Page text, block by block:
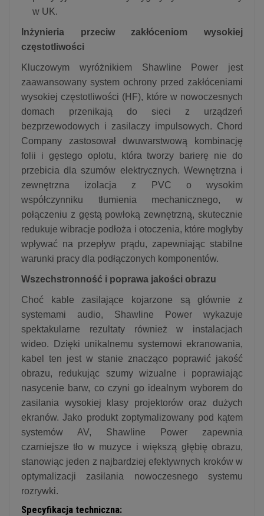
w UK.
Inżynieria przeciw zakłóceniom wysokiej
częstotliwości
Kluczowym wyróżnikiem Shawline Power jest
zaawansowany system ochrony przed zakłóceniami
wysokiej częstotliwości (HF), które w nowoczesnych
domach przenikają do sieci z urządzeń
bezprzewodowych i zasilaczy impulsowych. Chord
Company zastosował dwuwarstwową kombinację
folii i gęstego oplotu, która tworzy barierę nie do
przebicia dla szumów elektrycznych. Wewnętrzna i
zewnętrzna izolacja z PVC o wysokim
współczynniku tłumienia mechanicznego, w
połączeniu z gęstą powłoką zewnętrzną, skutecznie
redukuje wibracje podłoża i otoczenia, które mogłyby
wpływać na przepływ prądu, zapewniając stabilne
warunki pracy dla podłączonych komponentów.
Wszechstronność i poprawa jakości obrazu
Choć kable zasilające kojarzone są głównie z
systemami audio, Shawline Power wykazuje
spektakularne rezultaty również w instalacjach
wideo.
Dzięki unikalnemu systemowi ekranowania,
kabel ten jest w stanie znacząco poprawić jakość
obrazu, redukując szumy wizualne i poprawiając
nasycenie barw, co czyni go idealnym wyborem do
zasilania wysokiej klasy projektorów oraz dużych
ekranów. Jako produkt zoptymalizowany pod kątem
systemów AV, Shawline Power zapewnia
czarniejsze tło w muzyce i większą głębię obrazu,
stanowiąc jeden z najbardziej efektywnych kroków w
optymalizacji zasilania nowoczesnego systemu
rozrywki.
Specyfikacja techniczna: